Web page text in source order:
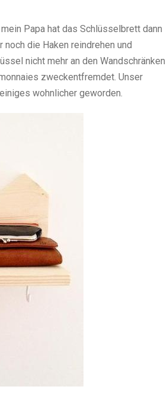
Papa hat das Schlüsselbrett dann
die Haken reindrehen und
nicht mehr an den Wandschränken
zweckentfremdet. Unser
wohnlicher geworden.